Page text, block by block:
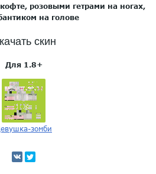
розовыми гетрами на ногах,
на голове
скин
Для 1.8+
зомби